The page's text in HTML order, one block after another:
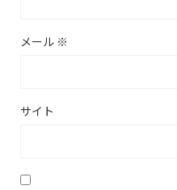
メール ※
サイト